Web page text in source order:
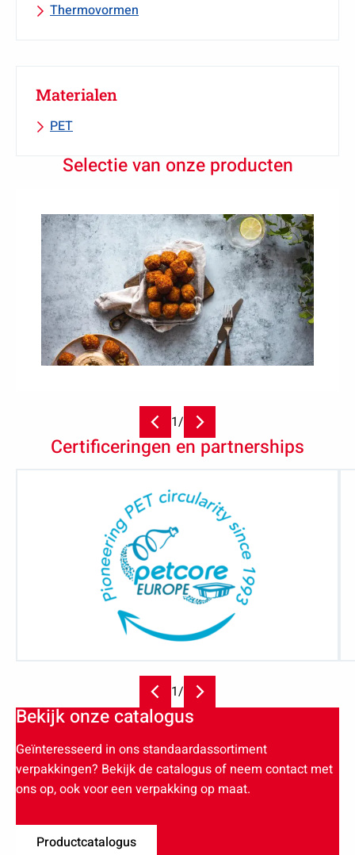
Thermovormen
Materialen
PET
Selectie van onze producten
1/
Certificeringen en partnerships
1/
Bekijk onze catalogus
Geïnteresseerd in ons standaardassortiment
verpakkingen? Bekijk de catalogus of neem contact met
ons op, ook voor een verpakking op maat.
Productcatalogus